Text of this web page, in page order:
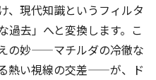
、現代知識というフィルタ
過去」へと変換します。こ
の妙——マチルダの冷徹な
熱い視線の交差——が、ド